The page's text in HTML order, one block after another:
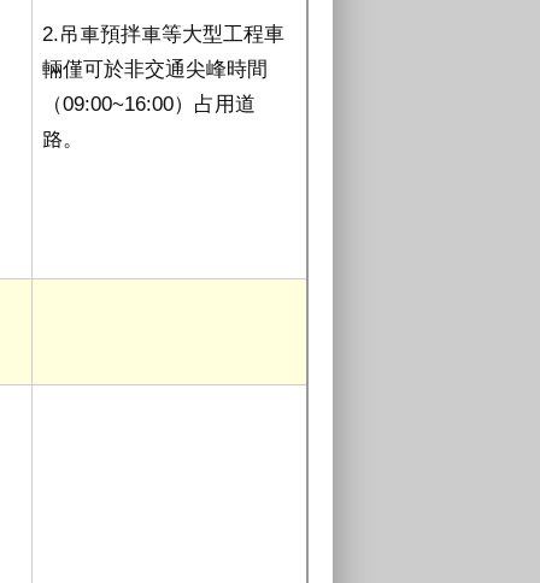
2.吊車預拌車等大型工程車
輛僅可於非交通尖峰時間
（09:00~16:00）占用道
路。